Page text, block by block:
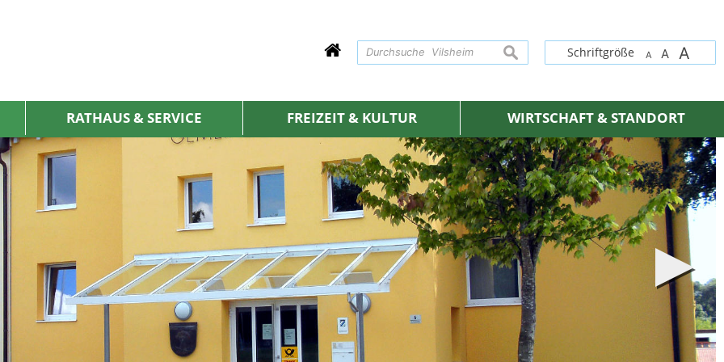
Schriftgröße A A A
suchen
RATHAUS & SERVICE FREIZEIT & KULTUR WIRTSCHAFT & STANDORT